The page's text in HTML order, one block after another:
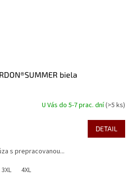
biela
U Vás do 5-7 prac. dní(>5 ks)
DETAIL
s prepracovanou...
3XL 4XL